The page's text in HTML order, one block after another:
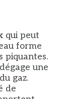
qui peut
forme
piquantes.
une
gaz.
de